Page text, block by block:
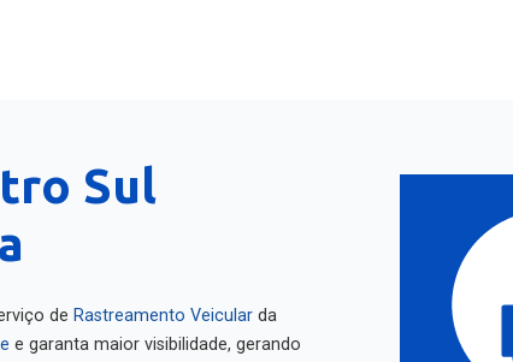
Sul
de Rastreamento Veicular da
e garanta maior visibilidade, gerando